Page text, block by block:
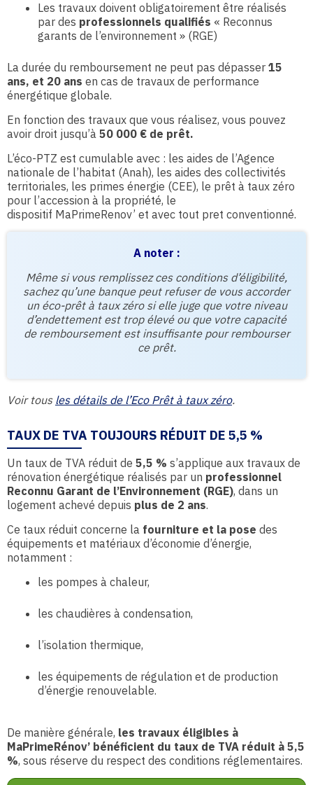
Les travaux doivent obligatoirement être réalisés
par des professionnels qualifiés « Reconnus
garants de l’environnement » (RGE)
La durée du remboursement ne peut pas dépasser 15
ans, et 20 ans en cas de travaux de performance
énergétique globale.
En fonction des travaux que vous réalisez, vous pouvez
avoir droit jusqu’à 50 000 € de prêt.
L’éco-PTZ est cumulable avec : les aides de l’Agence
nationale de l’habitat (Anah), les aides des collectivités
territoriales, les primes énergie (CEE), le prêt à taux zéro
pour l’accession à la propriété, le
dispositif MaPrimeRenov’ et avec tout pret conventionné.
A noter :
Même si vous remplissez ces conditions d’éligibilité,
sachez qu’une banque peut refuser de vous accorder
un éco-prêt à taux zéro si elle juge que votre niveau
d’endettement est trop élevé ou que votre capacité
de remboursement est insuffisante pour rembourser
ce prêt.
Voir tous les détails de l’Eco Prêt à taux zéro.
TAUX DE TVA TOUJOURS RÉDUIT DE 5,5 %
Un taux de TVA réduit de 5,5 % s’applique aux travaux de
rénovation énergétique réalisés par un professionnel
Reconnu Garant de l’Environnement (RGE), dans un
logement achevé depuis plus de 2 ans.
Ce taux réduit concerne la fourniture et la pose des
équipements et matériaux d’économie d’énergie,
notamment :
les pompes à chaleur,
les chaudières à condensation,
l’isolation thermique,
les équipements de régulation et de production
d’énergie renouvelable.
De manière générale, les travaux éligibles à
MaPrimeRénov’ bénéficient du taux de TVA réduit à 5,5
%, sous réserve du respect des conditions réglementaires.